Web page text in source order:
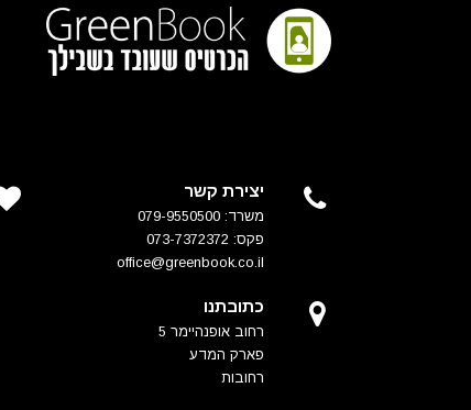
יצירת קשר
משרד: 079-9550500
פקס: 073-7372372
office@greenbook.co.il
כתובתנו
רחוב אופנהיימר 5
פארק המדע
רחובות